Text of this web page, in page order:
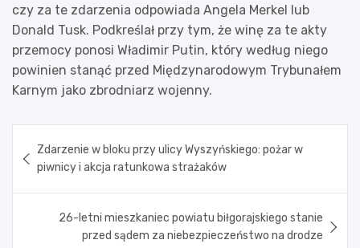
czy za te zdarzenia odpowiada Angela Merkel lub
Donald Tusk. Podkreślał przy tym, że winę za te akty
przemocy ponosi Władimir Putin, który według niego
powinien stanąć przed Międzynarodowym Trybunałem
Karnym jako zbrodniarz wojenny.
wpisu
Zdarzenie w bloku przy ulicy Wyszyńskiego: pożar w
piwnicy i akcja ratunkowa strażaków
26-letni mieszkaniec powiatu biłgorajskiego stanie
przed sądem za niebezpieczeństwo na drodze